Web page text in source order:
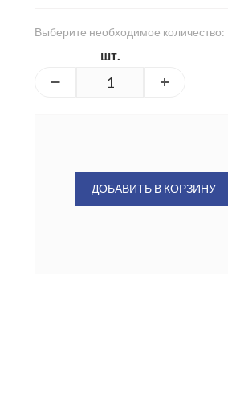
Выберите необходимое количество:
шт.
ДОБАВИТЬ В КОРЗИНУ